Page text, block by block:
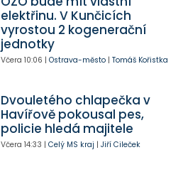
elektřinu. V Kunčicích
vyrostou 2 kogenerační
jednotky
Včera 10:06 | Ostrava-město| Tomáš Kořistka
Dvouletého chlapečka v
Havířově pokousal pes,
policie hledá majitele
Včera 14:33 | Celý MS kraj | Jiří Cileček